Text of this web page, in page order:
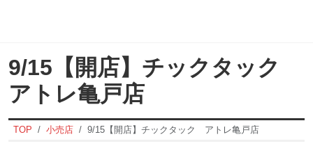
9/15【開店】チックタック
アトレ亀戸店
TOP 小売店 9/15【開店】チックタック アトレ亀戸店